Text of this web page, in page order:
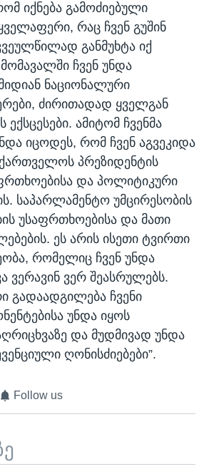
იქნება გამოძიებული
რაც ჩვენ გუშინ
განმუხტა იქ
ჩვენ უნდა
ნაციონალური
ძირითადად ყველგან
ექსცესები. ამიტომ ჩვენმა
იცოდეს, რომ ჩვენ აგვეკიდა
პრეზიდენტის
და პოლიტიკური
საპარლამენტო უმცირესობის
უსაფრთხოებისა და მათი
ეს არის ისეთი ტვირთი
რომელიც ჩვენ უნდა
ვერავინ ვერ შეასრულებს.
გადაადგილება ჩვენი
უნდა იყოს
და მუდმივად უნდა
ღონისძიებები”.
Follow us